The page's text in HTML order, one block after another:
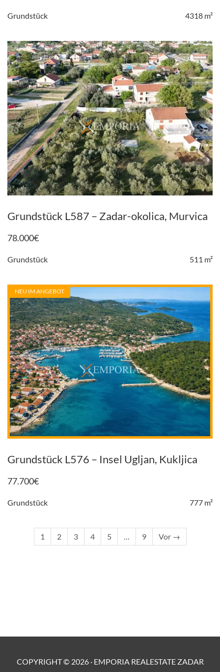
Grundstück 4318 m²
Grundstück L587 – Zadar-okolica, Murvica
78.000€
Grundstück 511 m²
NEU IM ANGEBOT
Grundstück L576 – Insel Ugljan, Kukljica
77.700€
Grundstück 777 m²
1 2 3 4 5 … 9 Vor →
COPYRIGHT © 2026· EMPORIA REALESTATE ZADAR